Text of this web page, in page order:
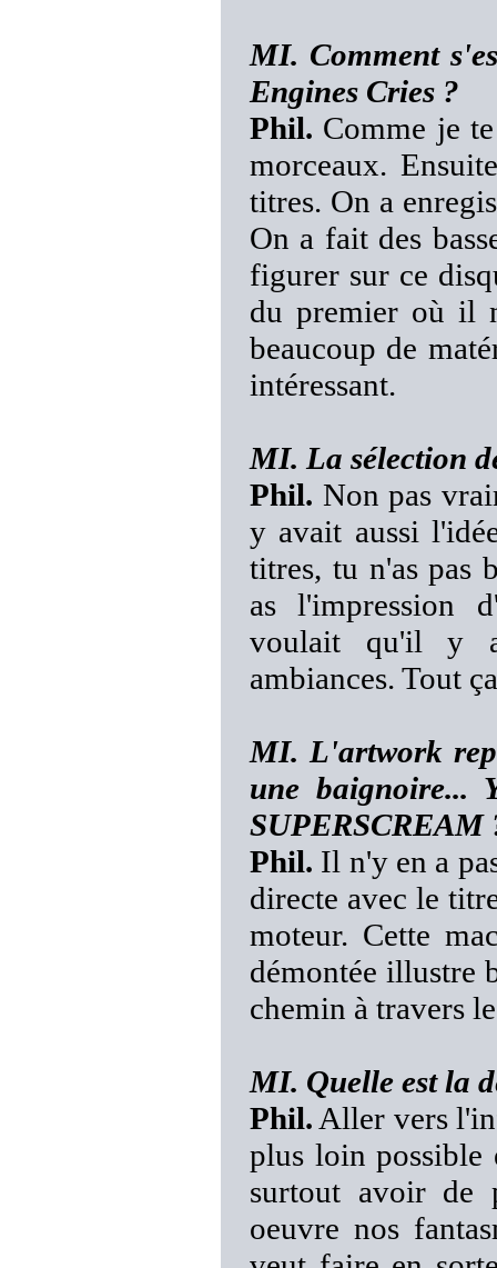
MI. Comment
Engines Cries ?
Phil. Comme je
morceaux.
titres. On a
On a fait des
figurer sur ce
du premier où il
beaucoup de
intéressant.
MI. La sélection
Phil. Non pas
y avait aussi
titres, tu n'as pas
as l'impression
voulait qu'il y
ambiances. Tout
MI. L'artwork
une baignoire...
SUPERSCREAM
Phil. Il n'y en a
directe avec le
moteur. Cette
démontée illustre
chemin à travers
MI. Quelle est la
Phil. Aller vers
plus loin possible
surtout avoir de
oeuvre nos